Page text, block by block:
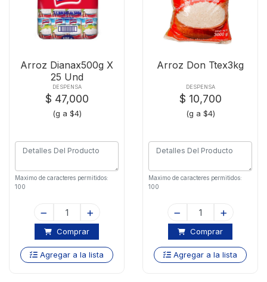
Arroz Dianax500g X
25 Und
DESPENSA
$ 47,000
(g a $4)
Maximo de caracteres permitidos:
100
Comprar
Agregar a la lista
Arroz Don Ttex3kg
DESPENSA
$ 10,700
(g a $4)
Maximo de caracteres permitidos:
100
Comprar
Agregar a la lista